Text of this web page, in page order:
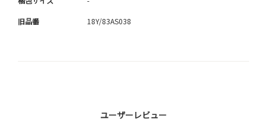
旧品番 18Y/83AS038
ユーザーレビュー